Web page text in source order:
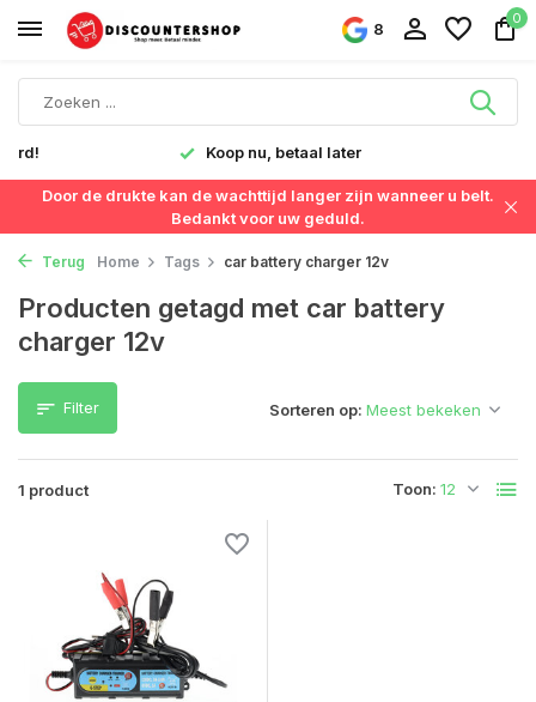
8
0
Koop nu, betaal later
Door de drukte kan de wachttijd langer zijn wanneer u belt.
Bedankt voor uw geduld.
Terug Home Tags car battery charger 12v
Producten getagd met car battery
charger 12v
Filter
1 product Toon:
Sorteren op: